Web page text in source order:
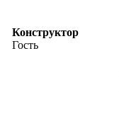
Конструктор
Гость